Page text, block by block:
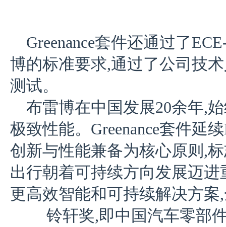
Greenance套件还通过了
博的标准要求,通过了公司技
测试。
布雷博在中国发展20余年,
极致性能。Greenance套件延
创新与性能兼备为核心原则,
出行朝着可持续方向发展迈
更高效智能和可持续解决方
铃轩奖,即中国汽车零部